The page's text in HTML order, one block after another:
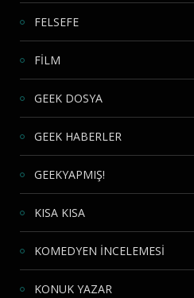
FELSEFE
FİLM
GEEK DOSYA
GEEK HABERLER
GEEKYAPMIŞ!
KISA KISA
KOMEDYEN İNCELEMESİ
KONUK YAZAR